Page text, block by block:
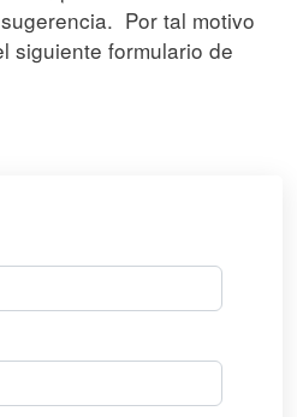
Por tal motivo
siguiente formulario de